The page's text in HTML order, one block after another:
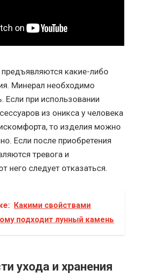
какие-либо
Минерал необходимо
Если при использовании
из оникса у человека
то изделия можно
Если после приобретения
тревога и
него следует отказаться.
Какими свойствами
подходит лунный камень
ухода и хранения